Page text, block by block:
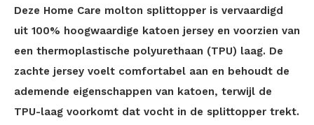
Deze Home Care molton splittopper is vervaardigd
uit 100% hoogwaardige katoen jersey en voorzien van
een thermoplastische polyurethaan (TPU) laag. De
zachte jersey voelt comfortabel aan en behoudt de
ademende eigenschappen van katoen, terwijl de
TPU-laag voorkomt dat vocht in de splittopper trekt.